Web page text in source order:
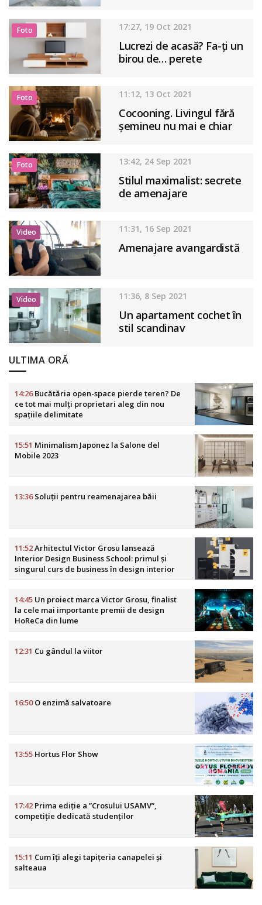
Foto 17:27, 19 Oct 2021
Lucrezi de acasă? Fa-ți un
birou de… perete
Foto 11:12, 13 Oct 2021
Cocooning. Livingul fără
șemineu nu mai e chiar
Foto 13:42, 24 Sep 2021
Stilul maximalist: secrete
de amenajare
Video 11:31, 16 Sep 2021
Amenajare avangardistă
Video 11:36, 8 Sep 2021
Un apartament cochet în
stil scandinav
ULTIMA ORĂ
14:26Bucătăria open-space pierde teren? De
ce tot mai mulți proprietari aleg din nou
spațiile delimitate
15:51 Minimalism Japonez la Salone del
Mobile 2023
13:36Soluții pentru reamenajarea băii
11:52Arhitectul Victor Grosu lansează
Interior Design Business School: primul și
singurul curs de business în design interior
din România
14:45 Un proiect marca Victor Grosu, finalist
la cele mai importante premii de design
HoReCa din lume
12:31 Cu gândul la viitor
16:50O enzimă salvatoare
13:55 Hortus Flor Show
17:42 Prima ediție a ”Crosului USAMV”,
competiție dedicată studenților
15:11 Cum îți alegi tapițeria canapelei și
salteaua